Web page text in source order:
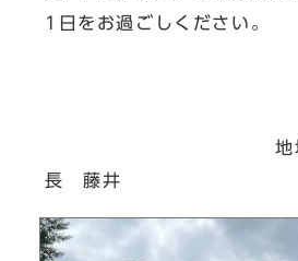
1日をお過ごしください。
地域力推進
長 藤井